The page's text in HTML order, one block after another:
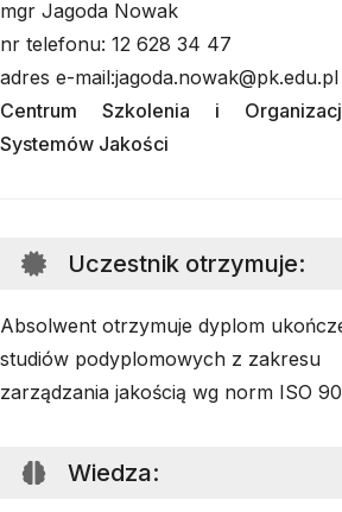
mgr Jagoda Nowak
nr telefonu: 12 628 34 47
adres e-mail:jagoda.nowak@pk.edu.pl
Centrum Szkolenia i
Systemów Jakości
Uczestnik otrzymuje:
Absolwent otrzymuje dyplom
studiów podyplomowych z zakresu
zarządzania jakością wg norm ISO
Wiedza: